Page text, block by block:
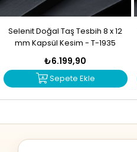
Selenit Doğal Taş Tesbih 8 x 12
mm Kapsül Kesim - T-1935
₺6.199,90
Sepete Ekle